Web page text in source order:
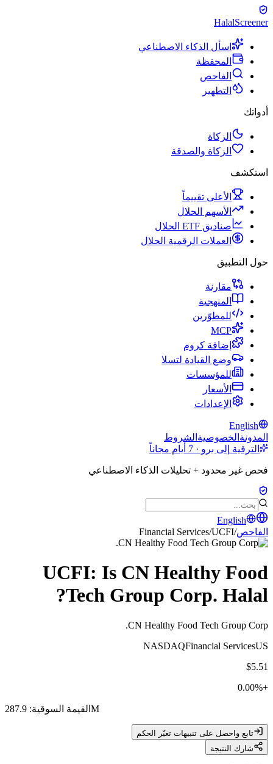
HalalScreener
اسأل الذكاء الاصطناعي
المحفظة
الفاحص
التطهير
أدواتك
الزكاة
الزكاة والصدقة
استكشف
الأعلى تقييماً
الأسهم الحلال
صناديق ETF الحلال
العملات الرقمية الحلال
حول التطبيق
مقارنة
المنهجية
للمطوّرين
MCP
إضافة كروم
وضع القيادة لتسلا
للمؤسسات
الأسعار
الإعدادات
English
المدونة الخصوصية الشروط
الترقية إلى برو · 7 أيام مجاناً
فحص غير محدود + تحليلات الذكاء الاصطناعي
English
الفاحص/
Financial Services/UCFI
UCFI: Is CN Healthy Food
Tech Group Corp. Halal?
CN Healthy Food Tech Group Corp.
NASDAQFinancial ServicesUS
$5.51
+
0.00%
القيمة السوقية: 287.9M
تابع واحصل على تنبيهات تغيّر الحكم
شارك النتيجة